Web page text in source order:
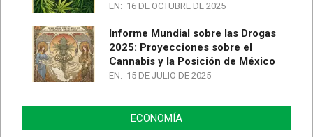
EN: 16 DE OCTUBRE DE 2025
Informe Mundial sobre las Drogas
2025: Proyecciones sobre el
Cannabis y la Posición de México
EN: 15 DE JULIO DE 2025
ECONOMÍA